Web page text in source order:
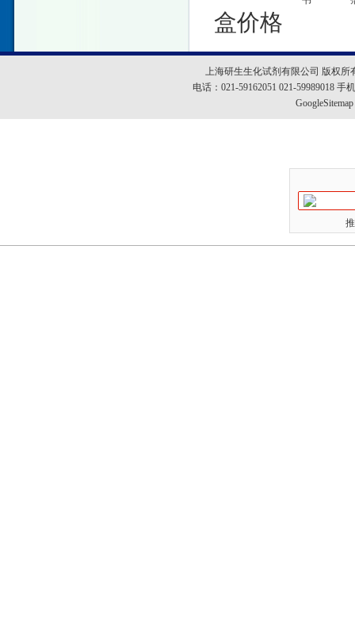
盒价格
上海研生生化试剂有限公司 版权所
电话：021-59162051 021-59989018
GoogleSitemap